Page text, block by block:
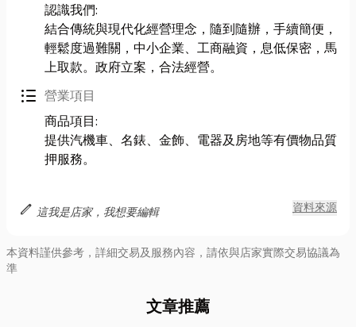
認識我們:
結合傳統與現代化經營理念，隨到隨辦，手續簡便，
輕鬆度過難關，中小企業、工商融資，息低保密，馬
上取款。政府立案，合法經營。
format_list_bulleted 營業項目
商品項目:
提供汽機車、名錶、金飾、電器及房地等有價物品質
押服務。
edit 這我是店家，我想要編輯 資料來源
本資料謹供參考，詳細交易及服務內容，請依與店家實際交易協議為
準
文章推薦